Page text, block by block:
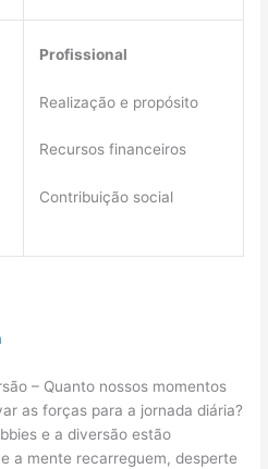
Profissional
Realização e propósito
Recursos financeiros
Contribuição social
– Quanto nossos momentos
as forças para a jornada diária?
e a diversão estão
a mente recarreguem, desperte